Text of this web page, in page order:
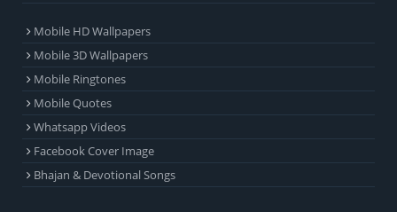
Mobile HD Wallpapers
Mobile 3D Wallpapers
Mobile Ringtones
Mobile Quotes
Whatsapp Videos
Facebook Cover Image
Bhajan & Devotional Songs